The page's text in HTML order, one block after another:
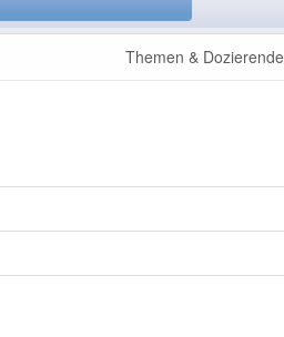
Themen & Dozierende